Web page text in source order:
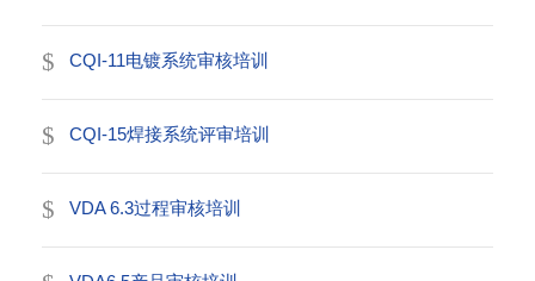
CQI-11电镀系统审核培训
CQI-15焊接系统评审培训
VDA 6.3过程审核培训